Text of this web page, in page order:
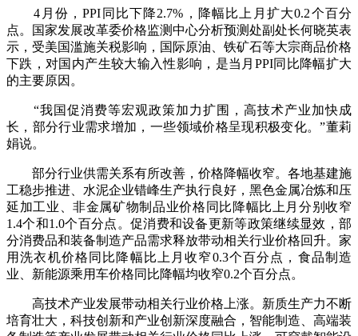
4月份，PPI同比下降2.7%，降幅比上月扩大0.2个百分
点。国家发展改革委价格监测中心分析预测处副处长何晓英表
示，受美国滥施关税影响，国际原油、铁矿石等大宗商品价格
下跌，对国内产生较大输入性影响，是当月PPI同比降幅扩大
的主要原因。
“我国促消费等宏观政策加力扩围，高技术产业加快成
长，部分行业需求增加，一些领域价格呈现积极变化。”董莉
娟说。
部分行业供需关系有所改善，价格降幅收窄。各地基建施
工稳步推进、水泥企业错峰生产执行良好，黑色金属冶炼和压
延加工业、非金属矿物制品业价格同比降幅比上月分别收窄
1.4个和1.0个百分点。促消费和设备更新等政策继续显效，部
分消费品和装备制造产品需求释放带动相关行业价格回升。家
用洗衣机价格同比降幅比上月收窄0.3个百分点，食品制造
业、新能源乘用车价格同比降幅均收窄0.2个百分点。
高技术产业发展带动相关行业价格上涨。新质生产力不断
培育壮大，科技创新和产业创新深度融合，智能制造、高端装